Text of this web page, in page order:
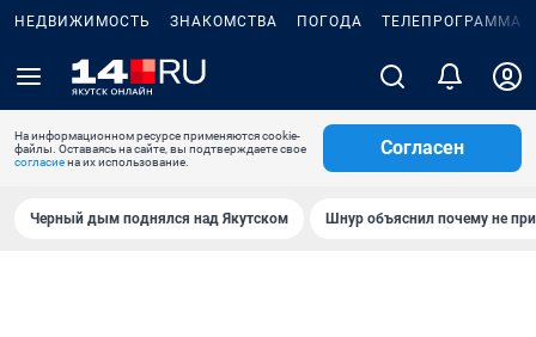
НЕДВИЖИМОСТЬ ЗНАКОМСТВА ПОГОДА ТЕЛЕПРОГРАММА
На информационном ресурсе применяются cookie-
файлы. Оставаясь на сайте, вы подтверждаете свое
согласиена их использование.
Согласен
Черный дым поднялся над Якутском Шнур объяснил почему не